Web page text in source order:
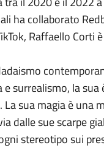
ha collaborato
Raffaello Corti
surrealismo, la
sua magia è una
dalle sue scarpe
stereotipo sui